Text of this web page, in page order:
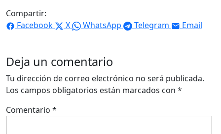
Compartir:
Facebook
X WhatsApp Telegram Email
Deja un comentario
Tu dirección de correo electrónico no será publicada.
Los campos obligatorios están marcados con *
Comentario *